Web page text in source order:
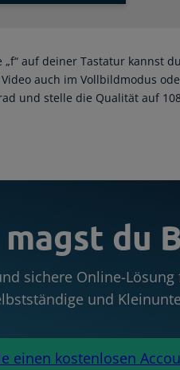
auf deiner Tastatur
auch im Vollbildmodus
und stelle die Qualität auf
du
sichere Online-
und
einen kostenlosen